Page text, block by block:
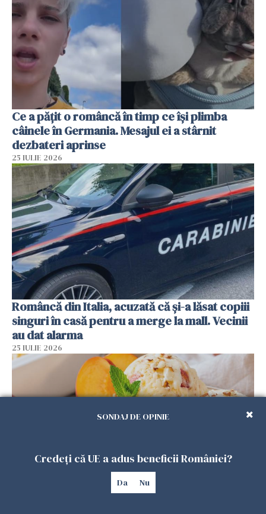
Ce a pățit o româncă în timp ce își plimba
câinele în Germania. Mesajul ei a stârnit
dezbateri aprinse
25 IULIE 2026
Româncă din Italia, acuzată că și-a lăsat copiii
singuri în casă pentru a merge la mall. Vecinii
au dat alarma
25 IULIE 2026
Înghețata de casă cu nectarine care
SONDAJ DE OPINIE
Credeți că UE a adus beneficii României?
Da Nu